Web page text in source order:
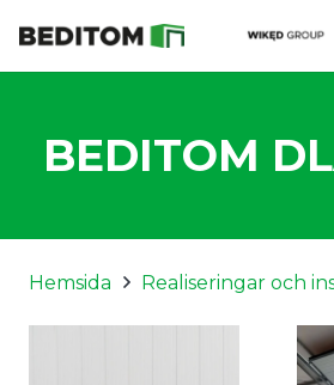
BEDITOM
Hemsida Realiseringar och